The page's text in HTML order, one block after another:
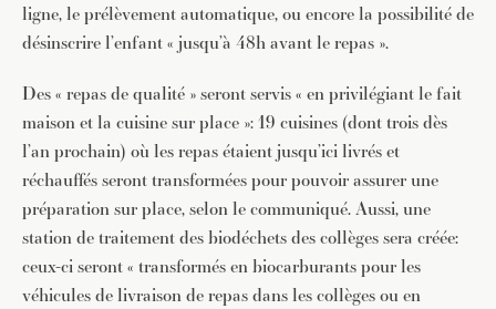
ligne, le prélèvement automatique, ou encore la possibilité de
désinscrire l’enfant « jusqu’à 48h avant le repas ».
Des « repas de qualité » seront servis « en privilégiant le fait
maison et la cuisine sur place »: 19 cuisines (dont trois dès
l’an prochain) où les repas étaient jusqu’ici livrés et
réchauffés seront transformées pour pouvoir assurer une
préparation sur place, selon le communiqué. Aussi, une
station de traitement des biodéchets des collèges sera créée:
ceux-ci seront « transformés en biocarburants pour les
véhicules de livraison de repas dans les collèges ou en